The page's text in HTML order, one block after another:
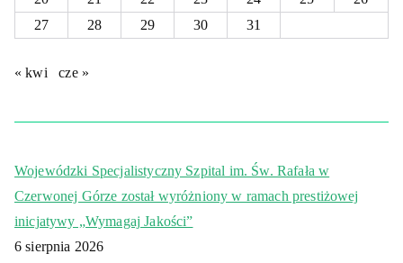
27
28 29 30 31
« kwi cze »
Wojewódzki Specjalistyczny Szpital im. Św. Rafała w
Czerwonej Górze został wyróżniony w ramach prestiżowej
inicjatywy „Wymagaj Jakości”
6 sierpnia 2026